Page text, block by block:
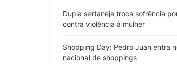
Dupla sertaneja troca sofrência
contra violência à mulher
Shopping Day: Pedro Juan entra
nacional de shoppings